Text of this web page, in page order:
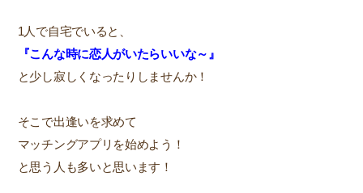
1人で自宅でいると、
『こんな時に恋人がいたらいいな～』
と少し寂しくなったりしませんか！
そこで出逢いを求めて
マッチングアプリを始めよう！
と思う人も多いと思います！